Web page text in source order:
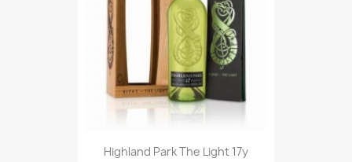
Highland Park The Light 17y